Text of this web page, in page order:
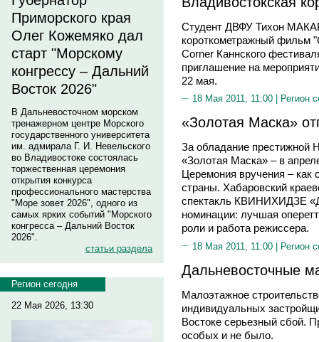
Приморского края
Олег Кожемяко дал
старт "Морскому
конгрессу – Дальний
Восток 2026"
В Дальневосточном морском
тренажерном центре Морского
государственного университета
им. адмирала Г. И. Невельского
во Владивостоке состоялась
торжественная церемония
открытия конкурса
профессионального мастерства
"Море зовет 2026", одного из
самых ярких событий "Морского
конгресса – Дальний Восток
2026".
статьи раздела
Регион сегодня
22 Мая 2026, 13:30
Студент ДВФУ Тихон
короткометражный фильм
Corner Каннского
приглашение на
22 мая.
18 Мая 2011, 11:00 | Регион
«Золотая Маска»
За обладание престижной
«Золотая Маска» – в
Церемония вручения –
страны. Хабаровский
спектакль КВИНИХИДЗЕ
номинации: лучшая
роли и работа режиссера.
18 Мая 2011, 11:00 | Регион
Дальневосточные
Малоэтажное
индивидуальных
Востоке серьезный сбой.
особых и не было.